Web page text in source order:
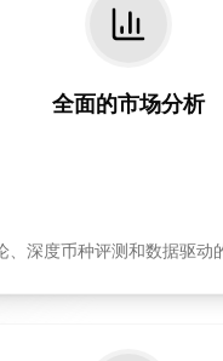
全面的市场分析
、深度币种评测和数据驱动